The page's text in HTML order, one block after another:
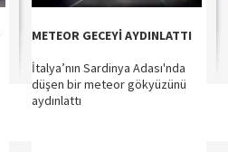
METEOR GECEYİ AYDINLATTI
İtalya’nın Sardinya Adası'nda
düşen bir meteor gökyüzünü
aydınlattı